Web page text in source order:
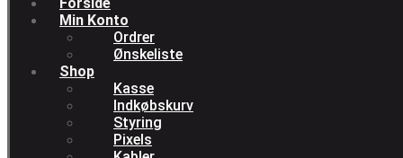
Min Konto
Ordrer
Ønskeliste
Shop
Kasse
Indkøbskurv
Styring
Pixels